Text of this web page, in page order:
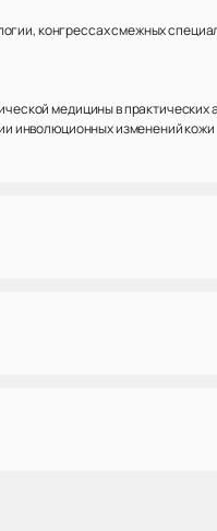
конгрессах смежных
медицины в практических
инволюционных изменений кожи